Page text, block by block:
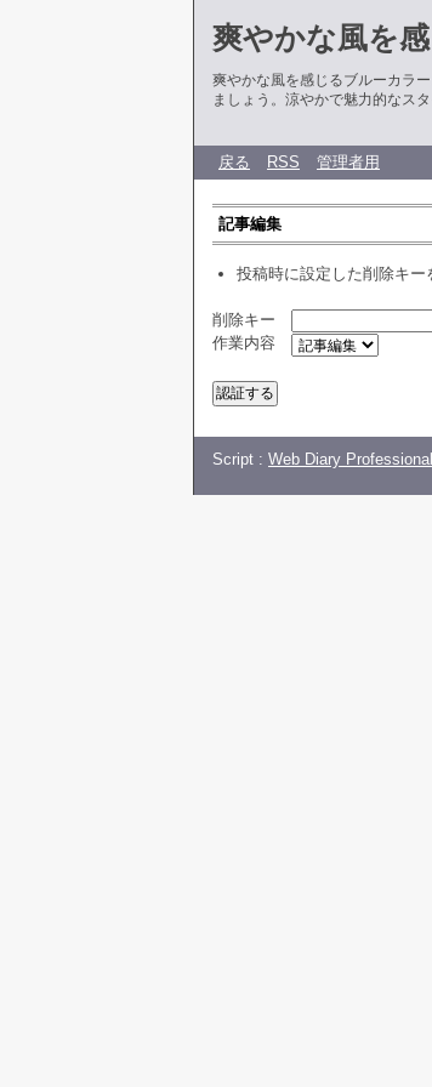
爽やかな風を
爽やかな風を感じるブルーカラ
ましょう。涼やかで魅力的なス
戻る RSS 管理者用
記事編集
投稿時に設定した削除キー
削除キー
作業内容
Script : Web Diary Professional